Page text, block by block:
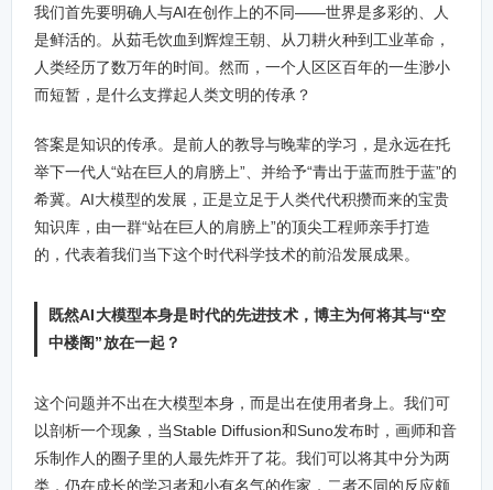
我们首先要明确人与AI在创作上的不同——世界是多彩的、人
是鲜活的。从茹毛饮血到辉煌王朝、从刀耕火种到工业革命，
人类经历了数万年的时间。然而，一个人区区百年的一生渺小
而短暂，是什么支撑起人类文明的传承？
答案是知识的传承。是前人的教导与晚辈的学习，是永远在托
举下一代人“站在巨人的肩膀上”、并给予“青出于蓝而胜于蓝”的
希冀。AI大模型的发展，正是立足于人类代代积攒而来的宝贵
知识库，由一群“站在巨人的肩膀上”的顶尖工程师亲手打造
的，代表着我们当下这个时代科学技术的前沿发展成果。
既然AI大模型本身是时代的先进技术，博主为何将其与“空
中楼阁”放在一起？
这个问题并不出在大模型本身，而是出在使用者身上。我们可
以剖析一个现象，当Stable Diffusion和Suno发布时，画师和音
乐制作人的圈子里的人最先炸开了花。我们可以将其中分为两
类，仍在成长的学习者和小有名气的作家，二者不同的反应颇